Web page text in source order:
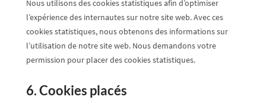
Nous utilisons des cookies statistiques afin d’optimiser
l’expérience des internautes sur notre site web. Avec ces
cookies statistiques, nous obtenons des informations sur
l’utilisation de notre site web. Nous demandons votre
permission pour placer des cookies statistiques.
6. Cookies placés